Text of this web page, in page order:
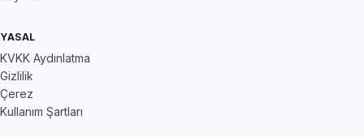
YASAL
KVKK Aydınlatma
Gizlilik
Çerez
Kullanım Şartları